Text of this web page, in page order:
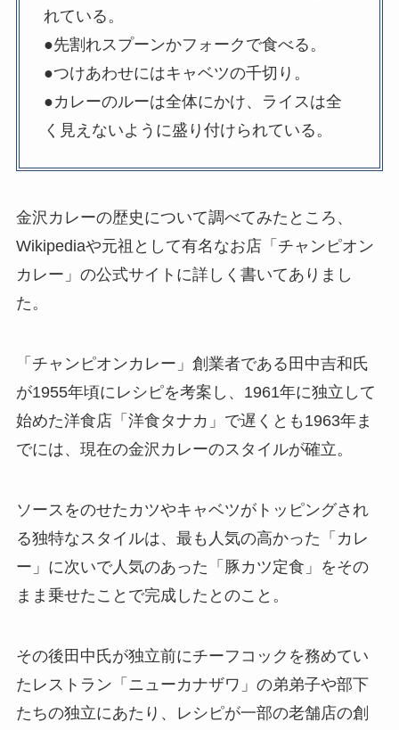
れている。
●先割れスプーンかフォークで食べる。
●つけあわせにはキャベツの千切り。
●カレーのルーは全体にかけ、ライスは全
く見えないように盛り付けられている。
金沢カレーの歴史について調べてみたところ、
Wikipediaや元祖として有名なお店「チャンピオン
カレー」の公式サイトに詳しく書いてありまし
た。
「チャンピオンカレー」創業者である田中吉和氏
が1955年頃にレシピを考案し、1961年に独立して
始めた洋食店「洋食タナカ」で遅くとも1963年ま
でには、現在の金沢カレーのスタイルが確立。
ソースをのせたカツやキャベツがトッピングされ
る独特なスタイルは、最も人気の高かった「カレ
ー」に次いで人気のあった「豚カツ定食」をその
まま乗せたことで完成したとのこと。
その後田中氏が独立前にチーフコックを務めてい
たレストラン「ニューカナザワ」の弟弟子や部下
たちの独立にあたり、レシピが一部の老舗店の創